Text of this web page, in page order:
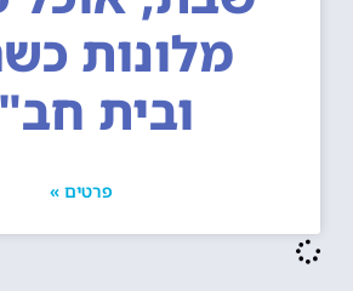
מלונות
ובית
פרטים »